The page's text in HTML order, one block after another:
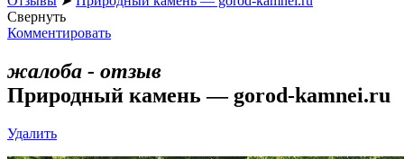
Свернуть
Комментировать
жалоба - отзыв
Природный камень — gorod-kamnei.ru
Удалить